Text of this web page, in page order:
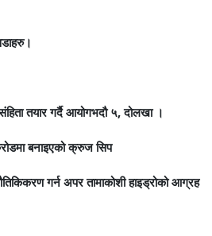
तयार गर्दै आयोगभदौ ५, दोलखा ।
बनाइएको क्रुज सिप
गर्न अपर तामाकोशी हाइड्रोको आग्रह